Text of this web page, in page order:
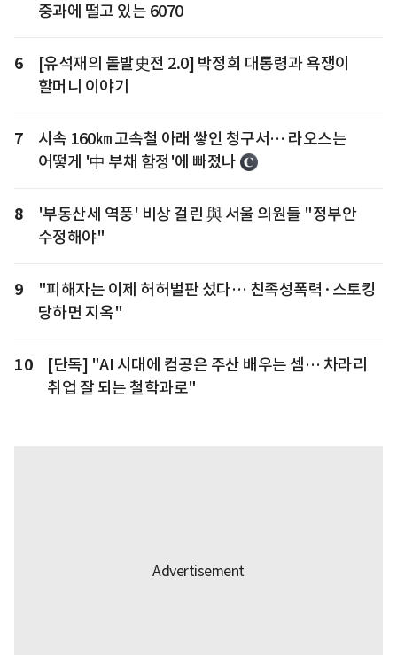
중과에 떨고 있는 6070
6
[유석재의 돌발史전 2.0] 박정희 대통령과 욕쟁이
할머니 이야기
7
시속 160㎞ 고속철 아래 쌓인 청구서… 라오스는
어떻게 '中 부채 함정'에 빠졌나
8
'부동산세 역풍' 비상 걸린 與 서울 의원들 "정부안
수정해야"
9
"피해자는 이제 허허벌판 섰다… 친족성폭력·스토킹
당하면 지옥"
10
[단독] "AI 시대에 컴공은 주산 배우는 셈… 차라리
취업 잘 되는 철학과로"